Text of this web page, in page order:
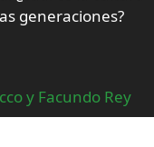
generaciones?
y Facundo Rey